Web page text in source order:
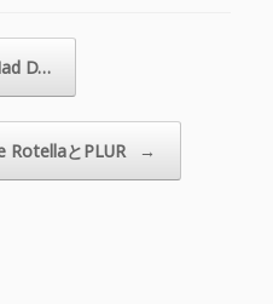
D…
RotellaとPLUR →